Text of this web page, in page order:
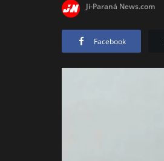
Ji-Paraná News.com
Facebook